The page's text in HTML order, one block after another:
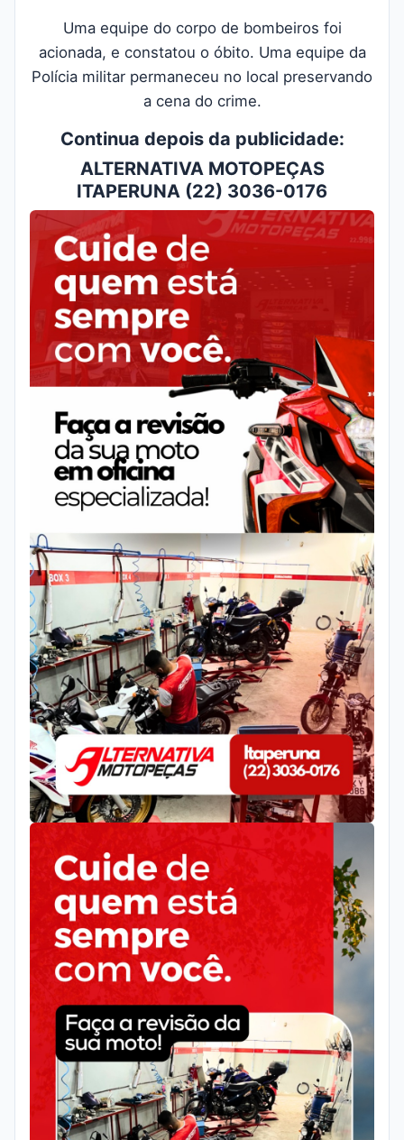
Uma equipe do corpo de bombeiros foi
acionada, e constatou o óbito. Uma equipe da
Polícia militar permaneceu no local preservando
a cena do crime.
Continua depois da publicidade:
ALTERNATIVA MOTOPEÇAS
ITAPERUNA (22) 3036-0176